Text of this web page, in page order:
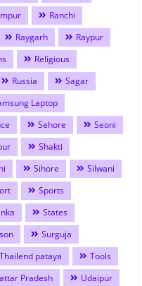
Ranchi
Raygarh
Raypur
Religious
Russia
Sagar
Laptop
Sehore
Seoni
Shakti
Sihore
Silwani
Sports
States
Surguja
Thailend pataya
Tools
Pradesh
Udaipur